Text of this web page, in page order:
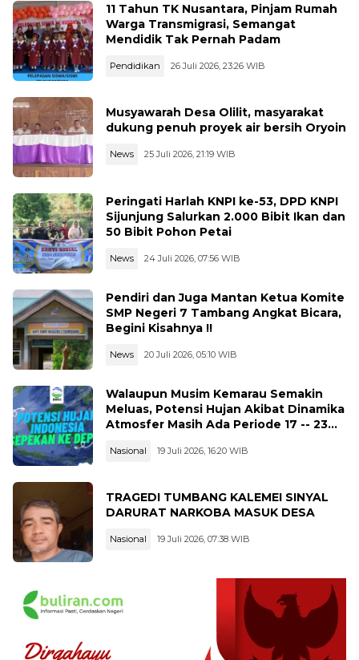
11 Tahun TK Nusantara, Pinjam Rumah
Warga Transmigrasi, Semangat
Mendidik Tak Pernah Padam
Pendidikan 26 Juli 2026, 23:26 WIB
Musyawarah Desa Olilit, masyarakat
dukung penuh proyek air bersih Oryoin
News 25 Juli 2026, 21:19 WIB
Peringati Harlah KNPI ke-53, DPD KNPI
Sijunjung Salurkan 2.000 Bibit Ikan dan
50 Bibit Pohon Petai
News 24 Juli 2026, 07:56 WIB
Pendiri dan Juga Mantan Ketua Komite
SMP Negeri 7 Tambang Angkat Bicara,
Begini Kisahnya !!
News 20 Juli 2026, 05:10 WIB
Walaupun Musim Kemarau Semakin
Meluas, Potensi Hujan Akibat Dinamika
Atmosfer Masih Ada Periode 17 -- 23
Nasional 19 Juli 2026, 16:20 WIB
TRAGEDI TUMBANG KALEMEI SINYAL
DARURAT NARKOBA MASUK DESA
Nasional 19 Juli 2026, 07:38 WIB